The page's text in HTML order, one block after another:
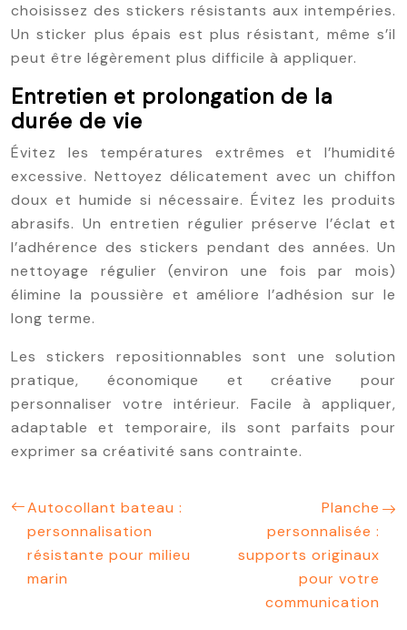
choisissez des stickers résistants aux intempéries.
Un sticker plus épais est plus résistant, même s’il
peut être légèrement plus difficile à appliquer.
Entretien et prolongation de la
durée de vie
Évitez les températures extrêmes et l’humidité
excessive. Nettoyez délicatement avec un chiffon
doux et humide si nécessaire. Évitez les produits
abrasifs. Un entretien régulier préserve l’éclat et
l’adhérence des stickers pendant des années. Un
nettoyage régulier (environ une fois par mois)
élimine la poussière et améliore l’adhésion sur le
long terme.
Les stickers repositionnables sont une solution
pratique, économique et créative pour
personnaliser votre intérieur. Facile à appliquer,
adaptable et temporaire, ils sont parfaits pour
exprimer sa créativité sans contrainte.
Autocollant bateau :
personnalisation
résistante pour milieu
marin
Planche
personnalisée :
supports originaux
pour votre
communication